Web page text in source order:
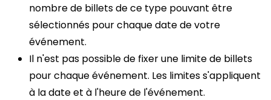
nombre de billets de ce type pouvant être
sélectionnés pour chaque date de votre
événement.
Il n'est pas possible de fixer une limite de billets
pour chaque événement. Les limites s'appliquent
à la date et à l'heure de l'événement.